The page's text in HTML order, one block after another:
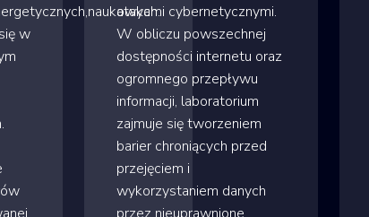
w
atakami cybernetycznymi.
W obliczu powszechnej
dostępności internetu oraz
ogromnego przepływu
informacji, laboratorium
zajmuje się tworzeniem
barier chroniących przed
przejęciem i
wykorzystaniem danych